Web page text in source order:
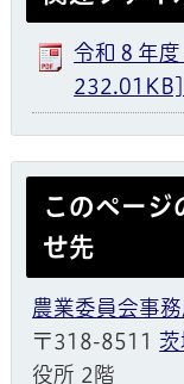
令和８年
232.01KB]
このページ
せ先
農業委員会事
〒318-8511
役所 2階